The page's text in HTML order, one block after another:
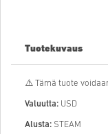
Tuotekuvaus
⚠️ Tämä tuote
Valuutta: USD
Alusta: STEAM